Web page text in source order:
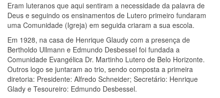
Eram luteranos que aqui sentiram a necessidade da palavra de
Deus e seguindo os ensinamentos de Lutero primeiro fundaram
uma Comunidade (Igreja) em seguida criaram a sua escola.
Em 1928, na casa de Henrique Glaudy com a presença de
Bertholdo Ullmann e Edmundo Desbessel foi fundada a
Comunidade Evangélica Dr. Martinho Lutero de Belo Horizonte.
Outros logo se juntaram ao trio, sendo composta a primeira
diretoria: Presidente: Alfredo Schneider; Secretário: Henrique
Glady e Tesoureiro: Edmundo Desbessel.